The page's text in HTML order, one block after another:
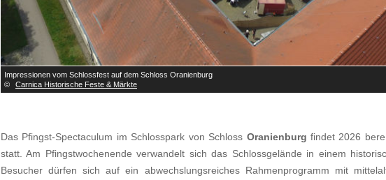
Impressionen vom Schlossfest auf dem Schloss Oranienburg
©
Carnica Historische Feste & Märkte
Das Pfingst-Spectaculum im Schlosspark von Schloss Oranienburg findet 2026
statt. Am Pfingstwochenende verwandelt sich das Schlossgelände in einem
Besucher dürfen sich auf ein abwechslungsreiches Rahmenprogramm mit